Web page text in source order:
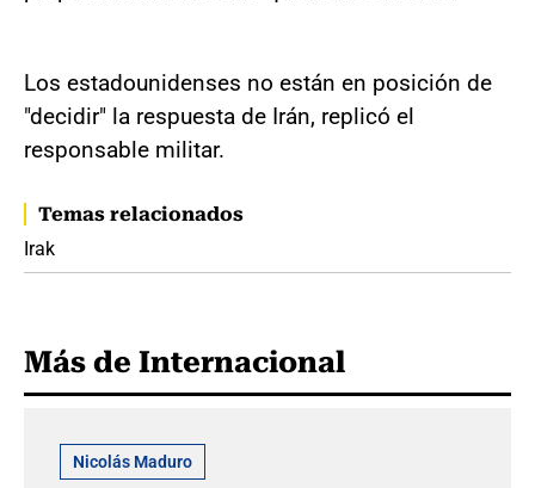
Los estadounidenses no están en posición de
"decidir" la respuesta de Irán, replicó el
responsable militar.
Temas relacionados
Irak
Más de Internacional
Nicolás Maduro